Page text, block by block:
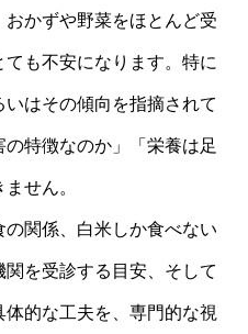
かずや野菜をほとんど受
も不安になります。特に
はその傾向を指摘されて
特徴なのか」「栄養は足
せん。
関係、白米しか食べない
を受診する目安、そして
的な工夫を、専門的な視